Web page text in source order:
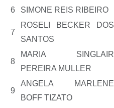
6 SIMONE REIS RIBEIRO
7
ROSELI BECKER DOS
SANTOS
8
MARIA SINGLAIR
PEREIRA MULLER
9
ANGELA MARLENE
BOFF TIZATO